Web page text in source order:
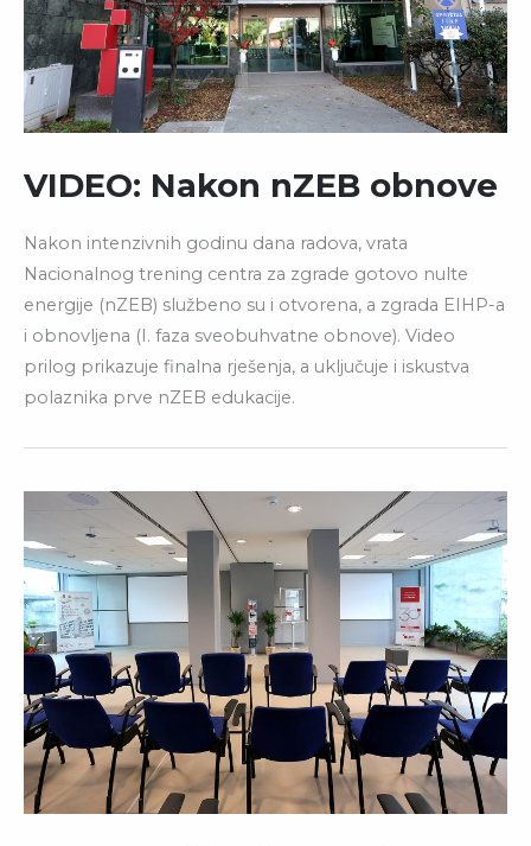
VIDEO: Nakon nZEB obnove
Nakon intenzivnih godinu dana radova, vrata
Nacionalnog trening centra za zgrade gotovo nulte
energije (nZEB) službeno su i otvorena, a zgrada EIHP-a
i obnovljena (I. faza sveobuhvatne obnove). Video
prilog prikazuje finalna rješenja, a uključuje i iskustva
polaznika prve nZEB edukacije.